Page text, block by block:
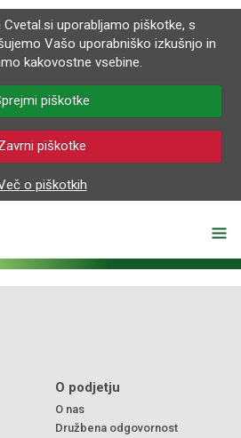
uporabljamo piškotke, s
Vašo uporabniško izkušnjo in
kakovostne vsebine.
piškotke
piškotke
o piškotkih
O podjetju
O nas
Družbena odgovornost